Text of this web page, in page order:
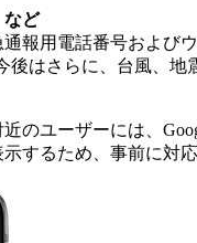
など
報用電話番号および
後はさらに、台風、
のユーザーには、
するため、事前に対